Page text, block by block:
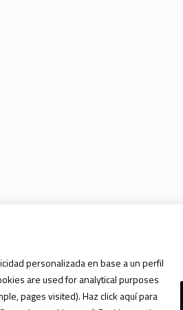
personalizada en base a un perfil
are used for analytical purposes
pages visited). Haz click aquí para